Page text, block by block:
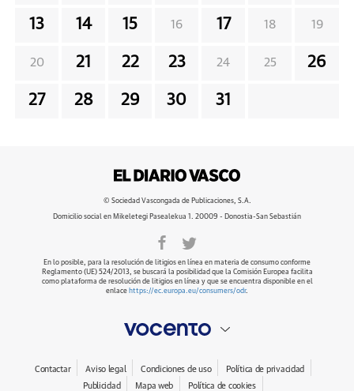
13 14 15 16 17 18 19
20 21 22 23 24 25 26
27 28 29 30 31
© Sociedad Vascongada de Publicaciones, S.A.
Domicilio social en Mikeletegi Pasealekua 1. 20009 - Donostia-San Sebastián
En lo posible, para la resolución de litigios en línea en materia de consumo conforme
Reglamento (UE) 524/2013, se buscará la posibilidad que la Comisión Europea facilita
como plataforma de resolución de litigios en línea y que se encuentra disponible en el
enlace https://ec.europa.eu/consumers/odr.
Contactar Aviso legal Condiciones de uso
Política de privacidad
Publicidad
Mapa web Política de cookies